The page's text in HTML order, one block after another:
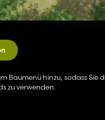
Baumenü hinzu, sodass Sie
zu verwenden.